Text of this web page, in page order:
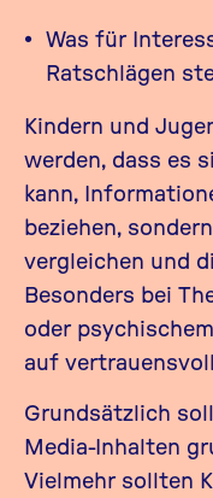
Was für
Ratschlägen
Kindern und
werden, dass es
kann,
beziehen,
vergleichen und
Besonders bei
oder
auf
Grundsätzlich
Media-Inhalten
Vielmehr sollten